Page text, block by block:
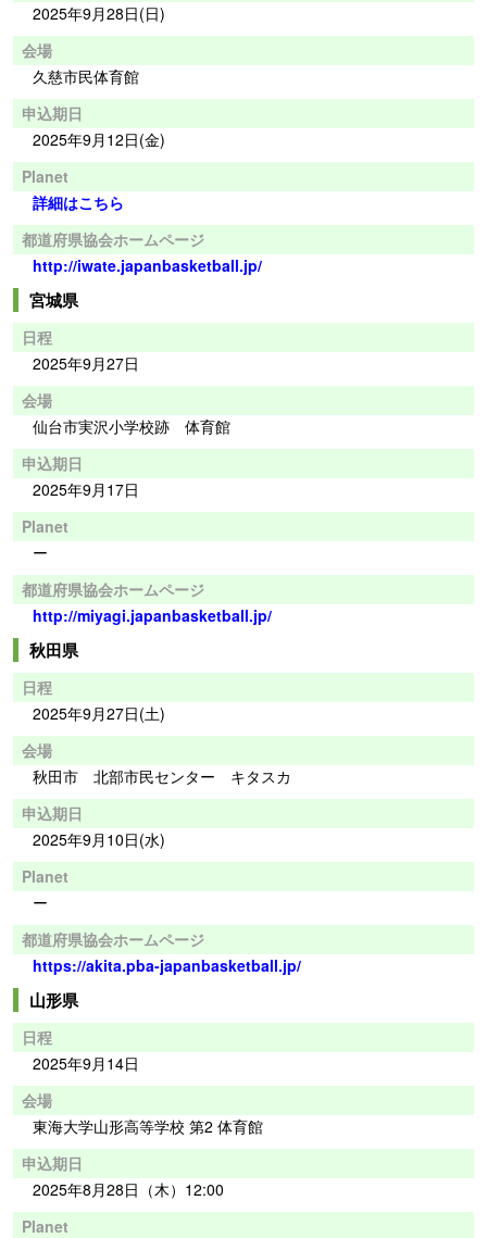
2025年9月28日(日)
会場
久慈市民体育館
申込期日
2025年9月12日(金)
Planet
詳細はこちら
都道府県協会ホームページ
http://iwate.japanbasketball.jp/
宮城県
日程
2025年9月27日
会場
仙台市実沢小学校跡 体育館
申込期日
2025年9月17日
Planet
ー
都道府県協会ホームページ
http://miyagi.japanbasketball.jp/
秋田県
日程
2025年9月27日(土)
会場
秋田市 北部市民センター キタスカ
申込期日
2025年9月10日(水)
Planet
ー
都道府県協会ホームページ
https://akita.pba-japanbasketball.jp/
山形県
日程
2025年9月14日
会場
東海大学山形高等学校 第2 体育館
申込期日
2025年8月28日（木）12:00
Planet